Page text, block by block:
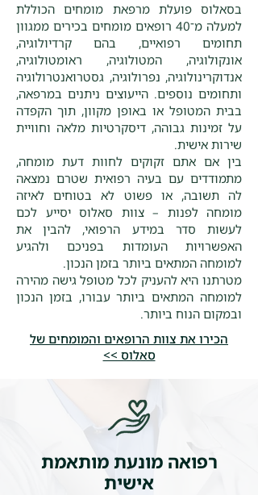
בסאלוס פועלת מרפאת מומחים הכוללת
למעלה מ־40 רופאים מומחים בכירים ממגוון
תחומים רפואיים, בהם קרדיולוגיה,
אונקולוגיה, המטולוגיה, ראומטולוגיה,
אנדוקרינולוגיה, נפרולוגיה, גסטרואנטרולוגיה
ותחומים נוספים. הייעוצים ניתנים במרפאה,
בבית המטופל או באופן מקוון, תוך הקפדה
על זמינות גבוהה, דיסקרטיות מלאה וחוויית
שירות אישית.
בין אם אתם זקוקים לחוות דעת מומחה,
מתמודדים עם בעיה רפואית שטרם נמצאה
לה תשובה, או פשוט לא בטוחים לאיזה
מומחה לפנות – צוות סאלוס יסייע לכם
לעשות סדר במידע הרפואי, להבין את
האפשרויות העומדות בפניכם ולהגיע
למומחה המתאים ביותר בזמן הנכון.
מטרתנו היא להעניק לכל מטופל גישה מהירה
למומחה המתאים ביותר עבורו, בזמן הנכון
ובמקום הנוח ביותר.
הכירו את צוות הרופאים והמומחים של
סאלוס >>
רפואה מונעת מותאמת
אישית